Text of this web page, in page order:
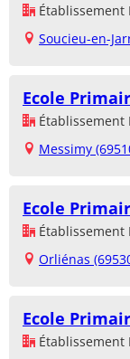
Établissement
Soucieu-en-
Ecole
Établissement
Messimy
Ecole
Établissement
Orliénas
Ecole
Établissement